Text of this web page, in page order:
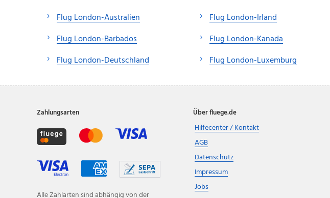
Flug London-Australien
Flug London-Barbados
Flug London-Deutschland
Flug London-Irland
Flug London-Kanada
Flug London-Luxemburg